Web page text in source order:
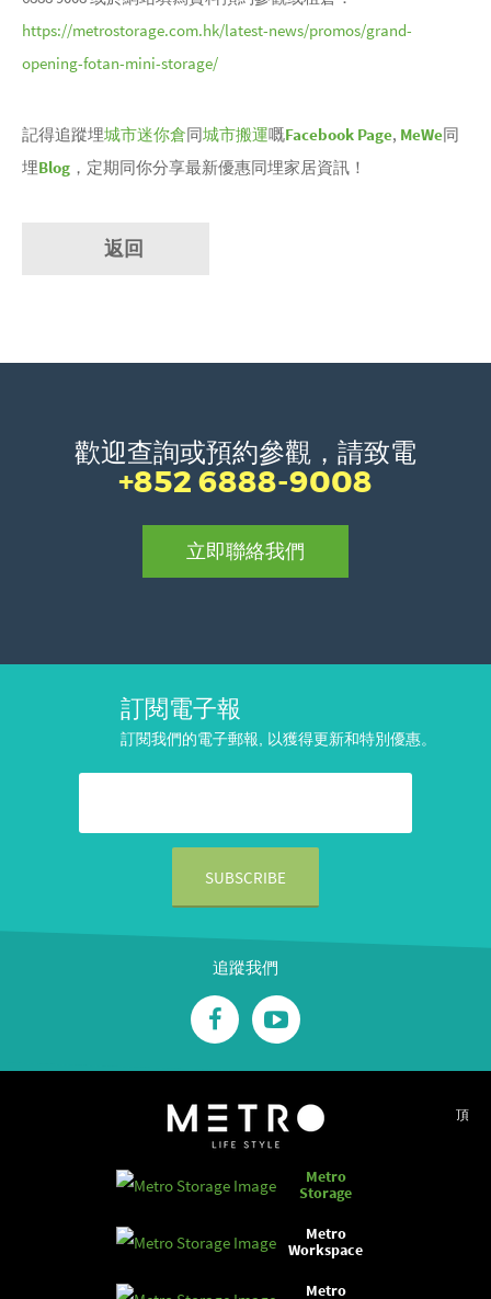
https://metrostorage.com.hk/latest-news/promos/grand-
opening-fotan-mini-storage/
記得追蹤埋城市迷你倉同城市搬運嘅Facebook Page, MeWe同
埋Blog ，定期同你分享最新優惠同埋家居資訊！
返回
歡迎查詢或預約參觀，請致電
+852 6888-9008
立即聯絡我們
訂閱電子報
訂閱我們的電子郵報, 以獲得更新和特別優惠。
追蹤我們
Metro
Storage
Metro
Workspace
Metro
頂